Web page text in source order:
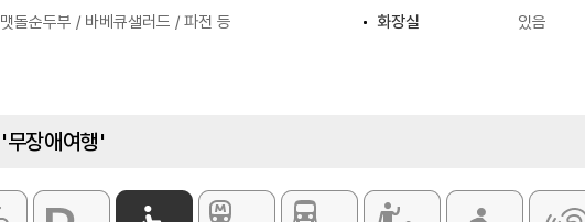
맷돌순두부 / 바베큐샐러드 / 파전 등 화장실 있음
장애여행'